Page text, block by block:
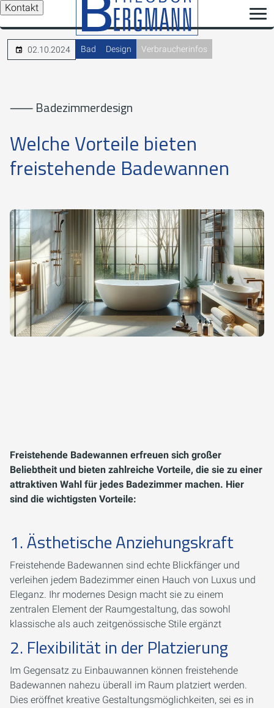
Kontakt
02.10.2024 Bad Design Verbraucherinfos
⸺ Badezimmerdesign
Welche Vorteile bieten
freistehende Badewannen
Freistehende Badewannen erfreuen sich großer
Beliebtheit und bieten zahlreiche Vorteile, die sie zu einer
attraktiven Wahl für jedes Badezimmer machen. Hier
sind die wichtigsten Vorteile:
1. Ästhetische Anziehungskraft
Freistehende Badewannen sind echte Blickfänger und
verleihen jedem Badezimmer einen Hauch von Luxus und
Eleganz. Ihr modernes Design macht sie zu einem
zentralen Element der Raumgestaltung, das sowohl
klassische als auch zeitgenössische Stile ergänzt
2. Flexibilität in der Platzierung
Im Gegensatz zu Einbauwannen können freistehende
Badewannen nahezu überall im Raum platziert werden.
Dies eröffnet kreative Gestaltungsmöglichkeiten, sei es in